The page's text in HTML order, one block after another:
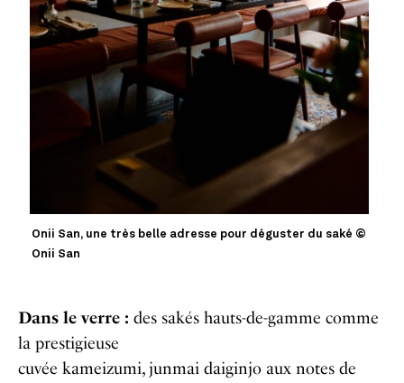
Onii San, une très belle adresse pour déguster du saké ©
Onii San
Dans le verre : des sakés hauts-de-gamme comme
la prestigieuse
cuvée kameizumi, junmai daiginjo aux notes de